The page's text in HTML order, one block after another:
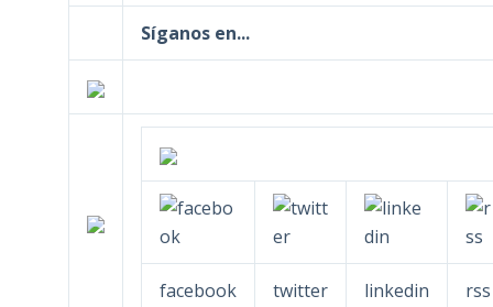
Síganos en...
facebook twitter linkedin rss